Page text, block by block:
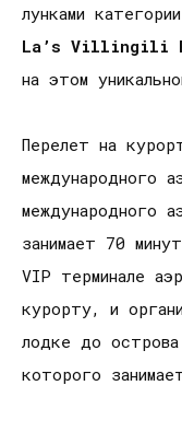
лунками
La ’s Villingili
на этом
Перелет на
международного
международного
занимает 70
VIP терминале
курорту, и
лодке до
которого